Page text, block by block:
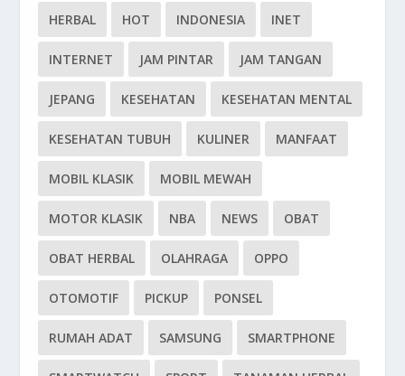
HERBAL HOT INDONESIA INET
INTERNET JAM PINTAR JAM TANGAN
JEPANG KESEHATAN KESEHATAN MENTAL
KESEHATAN TUBUH KULINER MANFAAT
MOBIL KLASIK MOBIL MEWAH
MOTOR KLASIK NBA NEWS OBAT
OBAT HERBAL OLAHRAGA OPPO
OTOMOTIF PICKUP PONSEL
RUMAH ADAT SAMSUNG SMARTPHONE